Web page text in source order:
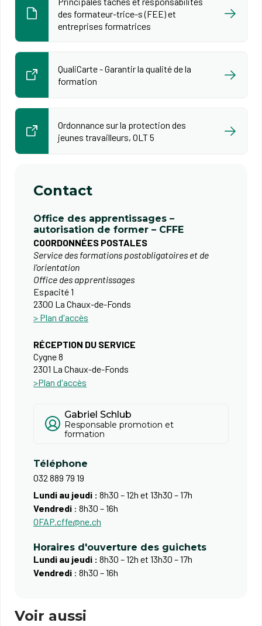
des formateur-trice-s (FEE) et
entreprises formatrices
QualiCarte - Garantir la qualité de la
formation
Ordonnance sur la protection des
jeunes travailleurs, OLT 5
Contact
Office des apprentissages –
autorisation de former – CFFE
COORDONNÉES POSTALES
Service des formations postobligatoires et de
l'orientation
Office des apprentissages
Espacité 1
2300 La Chaux-de-Fonds
> Plan d'accès
RÉCEPTION DU SERVICE
Cygne 8​
​2301 La Chaux-de-Fonds
>Plan d'accès
Gabriel Schlub
Responsable promotion et
formation
Téléphone
032 889 79 19
Lundi au jeudi : 8h30 – 12h et 13h30 – 17h
Vendredi : 8h30 – 16h
OFAP.cffe@ne.ch
Horaires d'ouverture des guichets
Lundi au jeudi : 8h30 – 12h et 13h30 – 17h
Vendredi : 8h30 – 16h
Voir aussi